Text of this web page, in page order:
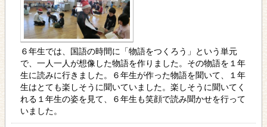
６年生では、国語の時間に「物語をつくろう」という単元
で、一人一人が想像した物語を作りました。その物語を１年
生に読みに行きました。６年生が作った物語を聞いて、１年
生はとても楽しそうに聞いていました。楽しそうに聞いてく
れる１年生の姿を見て、６年生も笑顔で読み聞かせを行って
いました。